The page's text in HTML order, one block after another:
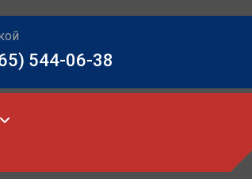
544-06-38